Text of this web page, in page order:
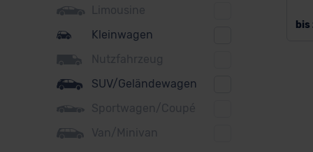
Fiat
Ford
Honda
Limousine
Kleinwagen
Nutzfahrzeug
SUV/Geländewagen
Sportwagen/Coupé
Van/Minivan
bis